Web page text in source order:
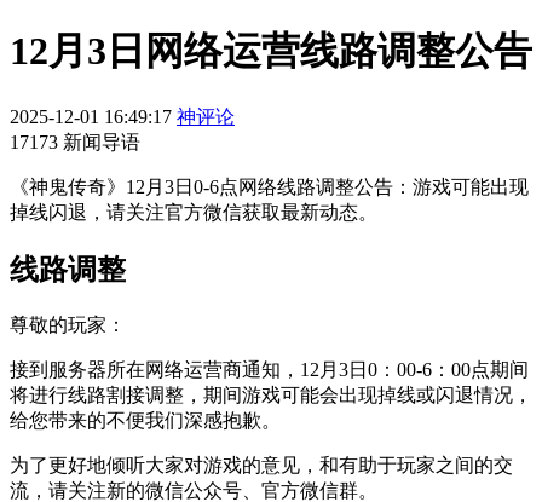
12月3日网络运营线路调整公告
2025-12-01 16:49:17 神评论
17173 新闻导语
《神鬼传奇》12月3日0-6点网络线路调整公告：游戏可能出现
掉线闪退，请关注官方微信获取最新动态。
线路调整
尊敬的玩家：
接到服务器所在网络运营商通知，12月3日0：00-6：00点期间
将进行线路割接调整，期间游戏可能会出现掉线或闪退情况，
给您带来的不便我们深感抱歉。
为了更好地倾听大家对游戏的意见，和有助于玩家之间的交
流，请关注新的微信公众号、官方微信群。